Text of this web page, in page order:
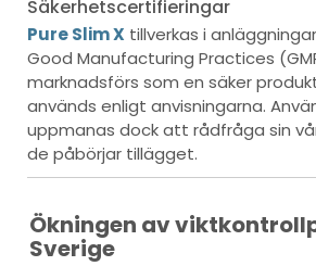
Säkerhetscertifieringar
Pure Slim X tillverkas i
Good Manufacturing Practices
marknadsförs som en säker
används enligt anvisningarna.
uppmanas dock att rådfråga sin
de påbörjar tillägget.
Ökningen av
Sverige